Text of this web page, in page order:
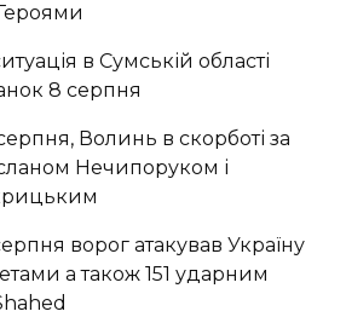
в Сумській області
8 серпня
Волинь в скорботі за
Нечипоруком і
ворог атакував Україну
а також 151 ударним